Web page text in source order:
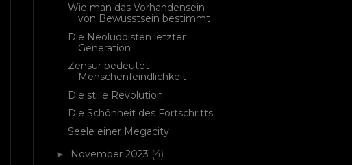
Wie man das Vorhandensein
von Bewusstsein bestimmt
Die Neoluddisten letzter
Generation
Zensur bedeutet
Menschenfeindlichkeit
Die stille Revolution
Die Schönheit des Fortschritts
Seele einer Megacity
► November 2023 (4)